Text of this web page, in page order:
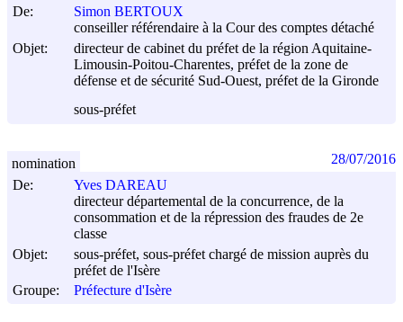
De:
Simon BERTOUX
conseiller référendaire à la Cour des comptes détaché
Objet:
directeur de cabinet du préfet de la région Aquitaine-
Limousin-Poitou-Charentes, préfet de la zone de
défense et de sécurité Sud-Ouest, préfet de la Gironde
sous-préfet
De:
Yves DAREAU
directeur départemental de la concurrence, de la
consommation et de la répression des fraudes de 2e
classe
Objet:
sous-préfet, sous-préfet chargé de mission auprès du
préfet de l'Isère
Groupe:
Préfecture d'Isère
nomination 28/07/2016